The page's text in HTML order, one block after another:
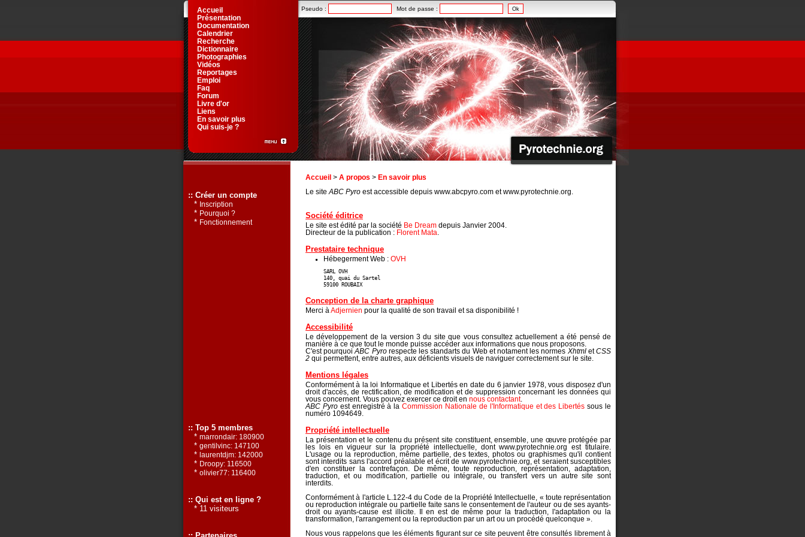
Accueil > A propos > En savoir plus
Le site ABC Pyro est accessible depuis www.abcpyro.com et www.pyrotechnie.org.
Société éditrice
Le site est édité par la société Be Dream depuis Janvier 2004.
Directeur de la publication : Florent Mata
Prestataire technique
Hébegerment Web : OVH
SARL OVH
140, quai du Sartel
59100 ROUBAIX
Conception de la charte graphique
Merci à Adjernien pour la qualité de son travail et sa disponibilité !
Accessibilité
Le développement de la version 3 du site que vous consultez actuellement a été pensé de
manière à ce que tout le monde puisse accéder aux informations que nous proposons.
C'est pourquoiABC Pyrorespecte les standarts du Web et notament les normes XhtmletCSS
2 qui permettent, entre autres, aux déficients visuels de naviguer correctement sur le site.
Mentions légales
Conformément à la loi Informatique et Libertés en date du 6 janvier 1978, vous disposez d'un
droit d'accès, de rectification, de modification et de suppression concernant les données qui
vous concernent. Vous pouvez exercer ce droit en nous contactant.
ABC Pyroest enregistré à laCommission Nationale de l'Informatique et des Libertés sous le
numéro 1094649.
Propriété intellectuelle
La présentation et le contenu du présent site constituent, ensemble, une œuvre protégée par
les lois en vigueur sur la propriété intellectuelle, dont www.pyrotechnie.org est titulaire.
L'usage ou la reproduction, même partielle, des textes, photos ou graphismes qu'il contient
sont interdits sans l'accord préalable et écrit de www.pyrotechnie.org, et seraient susceptibles
d'en constituer la contrefaçon. De même, toute reproduction, représentation, adaptation,
traduction, et ou modification, partielle ou intégrale, ou transfert vers un autre site sont
interdits.
Conformément à l'article L.122-4 du Code de la Propriété Intellectuelle, « toute représentation
ou reproduction intégrale ou partielle faite sans le consentement de l'auteur ou de ses ayants-
droit ou ayants-cause est illicite. Il en est de même pour la traduction, l'adaptation ou la
transformation, l'arrangement ou la reproduction par un art ou un procédé quelconque ».
Nous vous rappelons que les éléments figurant sur ce site peuvent être consultés librement à
Pseudo : Mot de passe :
Accueil
Présentation
Documentation
Calendrier
Recherche
Dictionnaire
Photographies
Vidéos
Reportages
Emploi
Faq
Forum
Livre d'or
Liens
En savoir plus
Qui suis-je ?
:: Créer un compte
* Inscription
* Pourquoi ?
* Fonctionnement
:: Top 5 membres
* marrondair: 180900
* gentilvinc: 147100
* laurentdjm: 142000
* Droopy: 116500
* olivier77: 116400
:: Qui est en ligne ?
* 11 visiteurs